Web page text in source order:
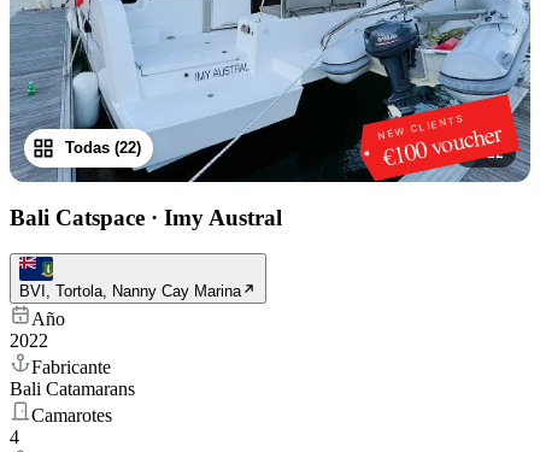
NEW CLIENTS
€100 voucher
1/22
Todas (22)
Bali Catspace · Imy Austral
BVI, Tortola, Nanny Cay Marina
Año
2022
Fabricante
Bali Catamarans
Camarotes
4